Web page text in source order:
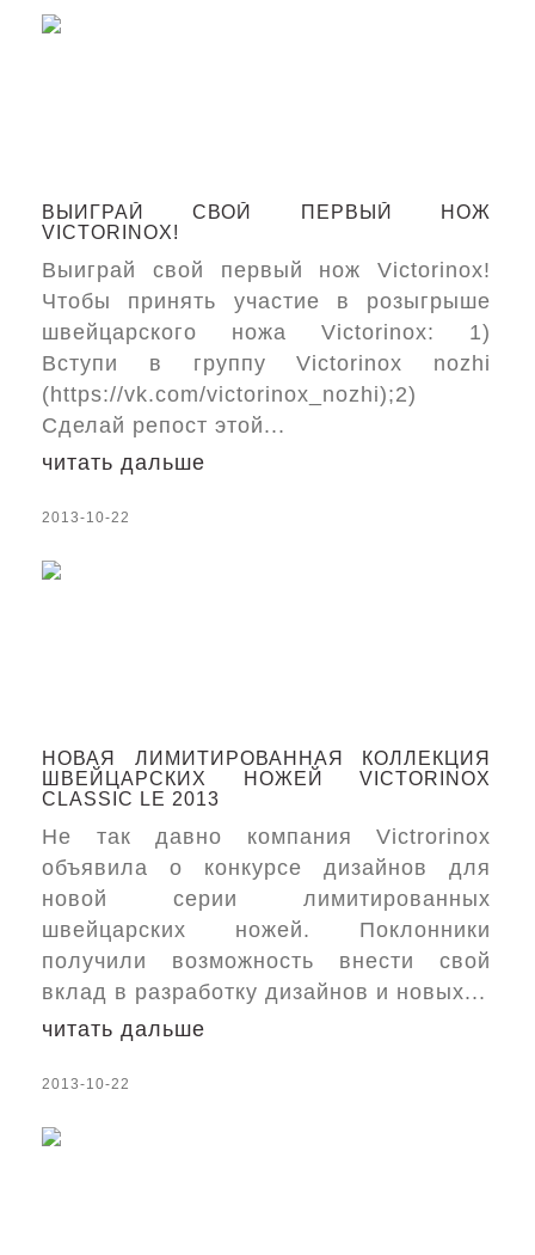
ВЫИГРАЙ СВОЙ ПЕРВЫЙ НОЖ
VICTORINOX!
Выиграй свой первый нож Victorinox!
Чтобы принять участие в розыгрыше
швейцарского ножа Victorinox: 1)
Вступи в группу Victorinox nozhi
(https://vk.com/victorinox_nozhi);2)
Сделай репост этой...
читать дальше
2013-10-22
НОВАЯ ЛИМИТИРОВАННАЯ КОЛЛЕКЦИЯ
ШВЕЙЦАРСКИХ НОЖЕЙ VICTORINOX
CLASSIC LE 2013
Не так давно компания Victrorinox
объявила о конкурсе дизайнов для
новой серии лимитированных
швейцарских ножей. Поклонники
получили возможность внести свой
вклад в разработку дизайнов и новых...
читать дальше
2013-10-22